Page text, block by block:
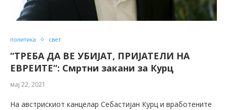
политика свет
“ТРЕБА ДА ВЕ УБИЈАТ, ПРИЈАТЕЛИ НА
ЕВРЕИТЕ“: Смртни закани за Курц
мај 22, 2021
На австрискиот канцелар Себастијан Курц и вработените